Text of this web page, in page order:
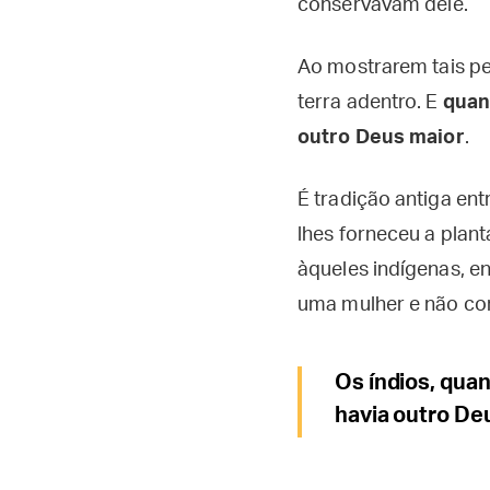
conservavam dele.
Ao mostrarem tais
terra adentro. E
outro Deus maior.
É tradição antiga
lhes forneceu a
àqueles indígenas,
uma mulher e não
Os índios,
havia outro